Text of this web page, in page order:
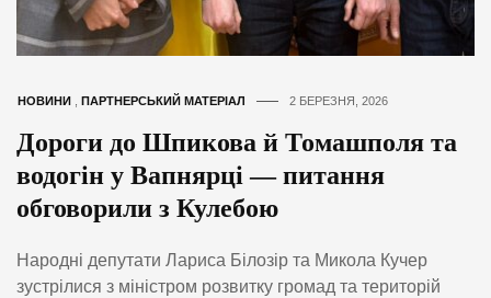
НОВИНИ ПАРТНЕРСЬКИЙ МАТЕРІАЛ 2 БЕРЕЗНЯ, 2026
Дороги до Шпикова й Томашполя та
водогін у Вапнярці — питання
обговорили з Кулебою
Народні депутати Лариса Білозір та Микола Кучер
зустрілися з міністром розвитку громад та територій